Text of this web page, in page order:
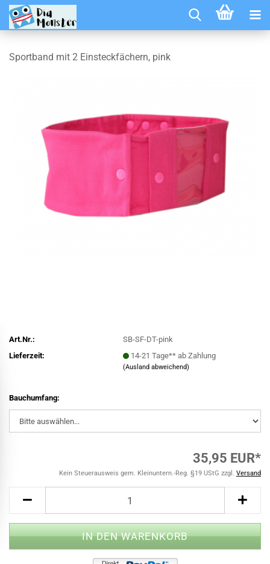
Sportband mit 2 Einsteckfächern, pink
Art.Nr.:
SB-SF-DT-pink
Lieferzeit:
14-21 Tage** ab Zahlung
(Ausland abweichend)
Bauchumfang:
35,95 EUR*
Kein Steuerausweis gem. Kleinuntern.-Reg. §19 UStG zzgl. Versand